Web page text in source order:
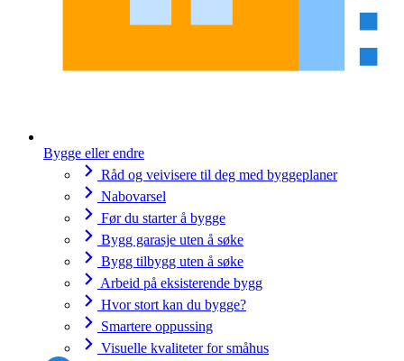
Bygge eller endre
Råd og veivisere til deg med byggeplaner
Nabovarsel
Før du starter å bygge
Bygg garasje uten å søke
Bygg tilbygg uten å søke
Arbeid på eksisterende bygg
Hvor stort kan du bygge?
Smartere oppussing
Visuelle kvaliteter for småhus